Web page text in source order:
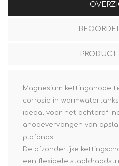
PRODUCT
Magnesium kettinganode
corrosie in
ideaal voor het achteraf
anodevervangen van
plafonds.
De afzonderlijke
een flexibele